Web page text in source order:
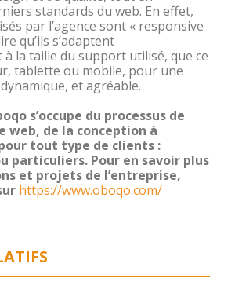
standards du web. En effet,
par l’agence sont « responsive
qu’ils s’adaptent
la taille du support utilisé, que ce
tablette ou mobile, pour une
et agréable.
s’occupe du processus de
web, de la conception à
tout type de clients :
particuliers. Pour en savoir plus
et projets de l’entreprise,
https://www.oboqo.com/